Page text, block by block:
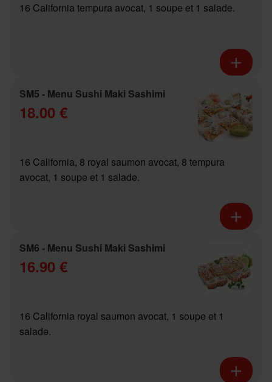
16 California tempura avocat, 1 soupe et 1 salade.
SM5 - Menu Sushi Maki Sashimi
18.00 €
16 California, 8 royal saumon avocat, 8 tempura
avocat, 1 soupe et 1 salade.
SM6 - Menu Sushi Maki Sashimi
16.90 €
16 California royal saumon avocat, 1 soupe et 1
salade.